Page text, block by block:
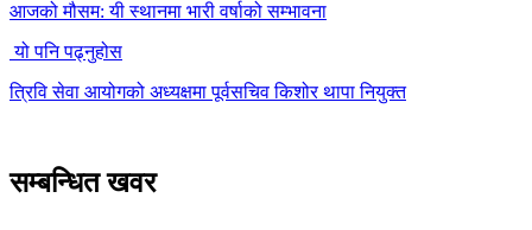
आजको मौसम: यी स्थानमा भारी वर्षाको सम्भावना
यो पनि पढ्नुहोस
त्रिवि सेवा आयोगको अध्यक्षमा पूर्वसचिव किशोर थापा नियुक्त
सम्बन्धित खवर